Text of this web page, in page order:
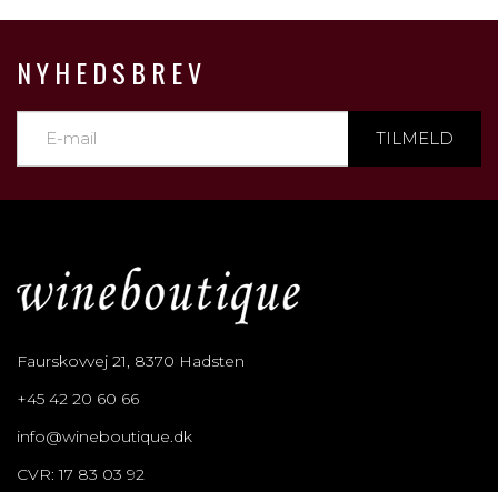
NYHEDSBREV
TILMELD
Faurskovvej 21, 8370 Hadsten
+45 42 20 60 66
info@wineboutique.dk
CVR: 17 83 03 92